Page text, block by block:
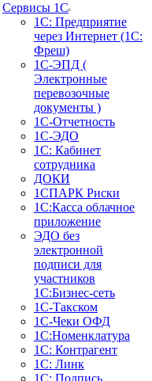
Сервисы 1С
1С: Предприятие
через Интернет (1С:
Фреш)
1С-ЭПД (
Электронные
перевозочные
документы )
1С-Отчетность
1С-ЭДО
1С: Кабинет
сотрудника
ДОКИ
1СПАРК Риски
1С:Касса облачное
приложение
ЭДО без
электронной
подписи для
участников
1С:Бизнес-сеть
1С-Такском
1С-Чеки ОФД
1С:Номенклатура
1С: Контрагент
1С: Линк
1С: Подпись